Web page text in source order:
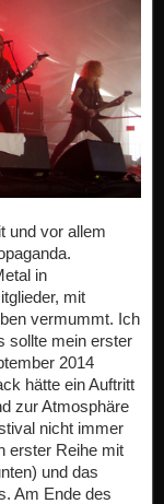
und vor allem
in
mit
vermummt. Ich
sollte mein erster
2014
hätte ein Auftritt
zur Atmosphäre
nicht immer
erster Reihe mit
und das
Am Ende des